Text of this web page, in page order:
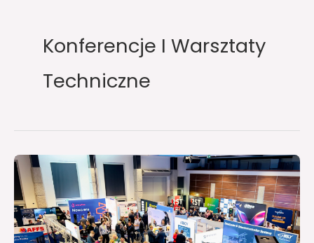
Konferencje I Warsztaty
Techniczne
Miejsce,
gdzie
teoria
spotyka
praktykę